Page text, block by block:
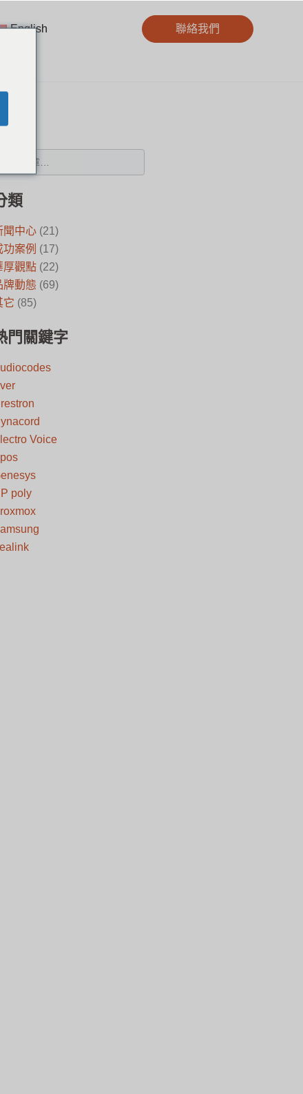
English 聯絡我們
尋
類
聞中心(21)
功案例 (17)
厚觀點(22)
牌動態 (69)
它 (85)
門關鍵字
Voice
poly